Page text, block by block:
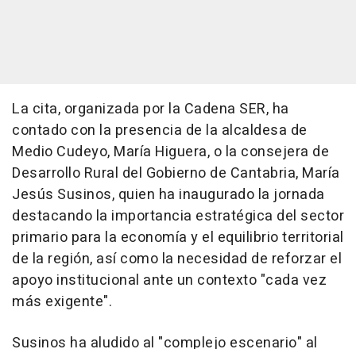
La cita, organizada por la Cadena SER, ha
contado con la presencia de la alcaldesa de
Medio Cudeyo, María Higuera, o la consejera de
Desarrollo Rural del Gobierno de Cantabria, María
Jesús Susinos, quien ha inaugurado la jornada
destacando la importancia estratégica del sector
primario para la economía y el equilibrio territorial
de la región, así como la necesidad de reforzar el
apoyo institucional ante un contexto "cada vez
más exigente".
Susinos ha aludido al "complejo escenario" al